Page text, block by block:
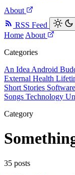
About
RSS Feed
Home About
Categories
An Idea Android
External Health
Short Stories
Songs Technology
Category
35 posts